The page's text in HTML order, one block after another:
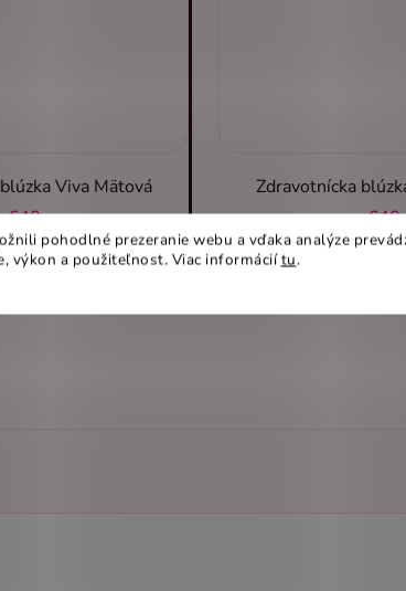
pohodlné prezeranie webu a vďaka analýze
výkon a použiteľnost. Viac informáciítu.
Viva Mätová
€40
Zdravotnícka
€40